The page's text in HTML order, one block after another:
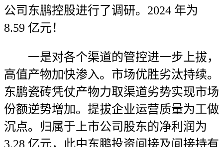
公司东鹏控股进行了调研。2024 年为
8.59 亿元！
一是对各个渠道的管控进一步上拔，
高值产物加快渗入。市场优胜劣汰持续。
东鹏瓷砖凭仗产物力取渠道劣势实现市场
份额逆势增加。提拔企业运营质量为工做
沉点。归属于上市公司股东的净利润为
3.28 亿元，此中东鹏投资间接及间接持有